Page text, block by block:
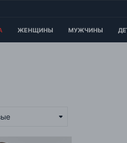
ЖЕНЩИНЫ МУЖЧИНЫ